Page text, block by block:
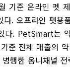
기준 온라인 펫
다. 오프라인 펫
다. PetSmart는
준 전체 매출의
행한 옴니채널